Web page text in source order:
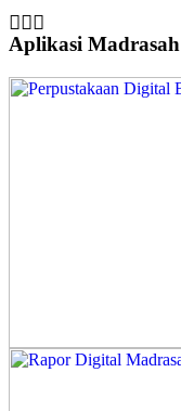
Aplikasi Madrasah